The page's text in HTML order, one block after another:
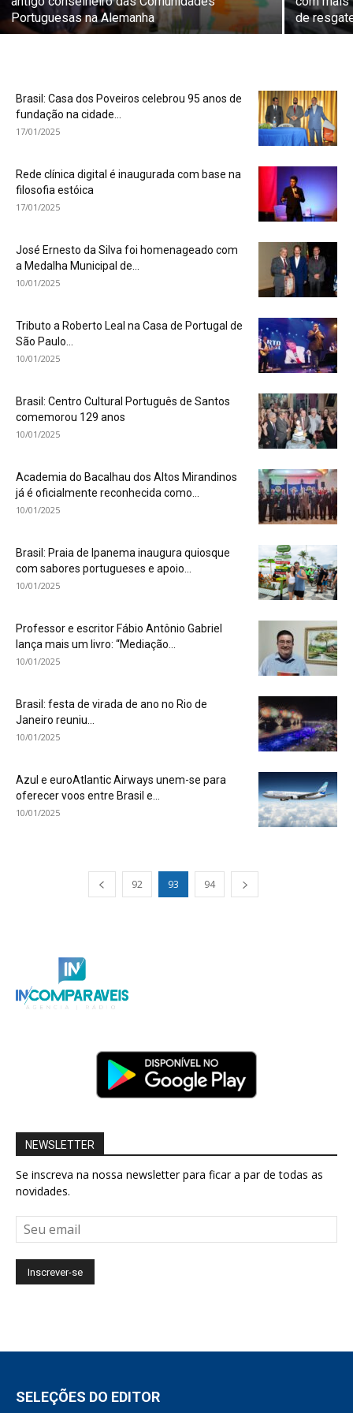
Portuguesas na Alemanha
de
Brasil: Casa dos Poveiros celebrou 95 anos de
fundação na cidade...
17/01/2025
Rede clínica digital é inaugurada com base na
filosofia estóica
17/01/2025
José Ernesto da Silva foi homenageado com
a Medalha Municipal de...
10/01/2025
Tributo a Roberto Leal na Casa de Portugal de
São Paulo...
10/01/2025
Brasil: Centro Cultural Português de Santos
comemorou 129 anos
10/01/2025
Academia do Bacalhau dos Altos Mirandinos
já é oficialmente reconhecida como...
10/01/2025
Brasil: Praia de Ipanema inaugura quiosque
com sabores portugueses e apoio...
10/01/2025
Professor e escritor Fábio Antônio Gabriel
lança mais um livro: “Mediação...
10/01/2025
Brasil: festa de virada de ano no Rio de
Janeiro reuniu...
10/01/2025
Azul e euroAtlantic Airways unem-se para
oferecer voos entre Brasil e...
10/01/2025
92 93 94
NEWSLETTER
Se inscreva na nossa newsletter para ficar a par de todas as
novidades.
SELEÇÕES DO EDITOR